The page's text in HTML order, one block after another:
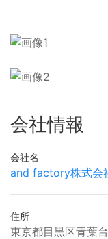
会社情報
会社名
and factory株式会
住所
東京都目黒区青葉